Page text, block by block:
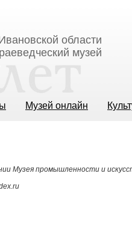
области
музей
Музей онлайн
Музея промышленности и